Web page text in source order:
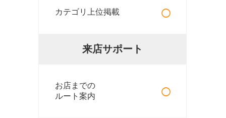
カテゴリ上位掲載 ○
来店サポート
お店までの
ルート案内
○